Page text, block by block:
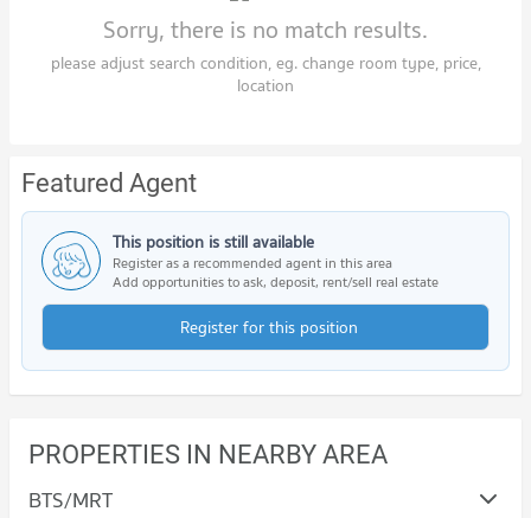
Sorry, there is no match results.
please adjust search condition, eg. change room type, price,
location
Featured Agent
This position is still available
Register as a recommended agent in this area
Add opportunities to ask, deposit, rent/sell real estate
Register for this position
PROPERTIES IN NEARBY AREA
BTS/MRT